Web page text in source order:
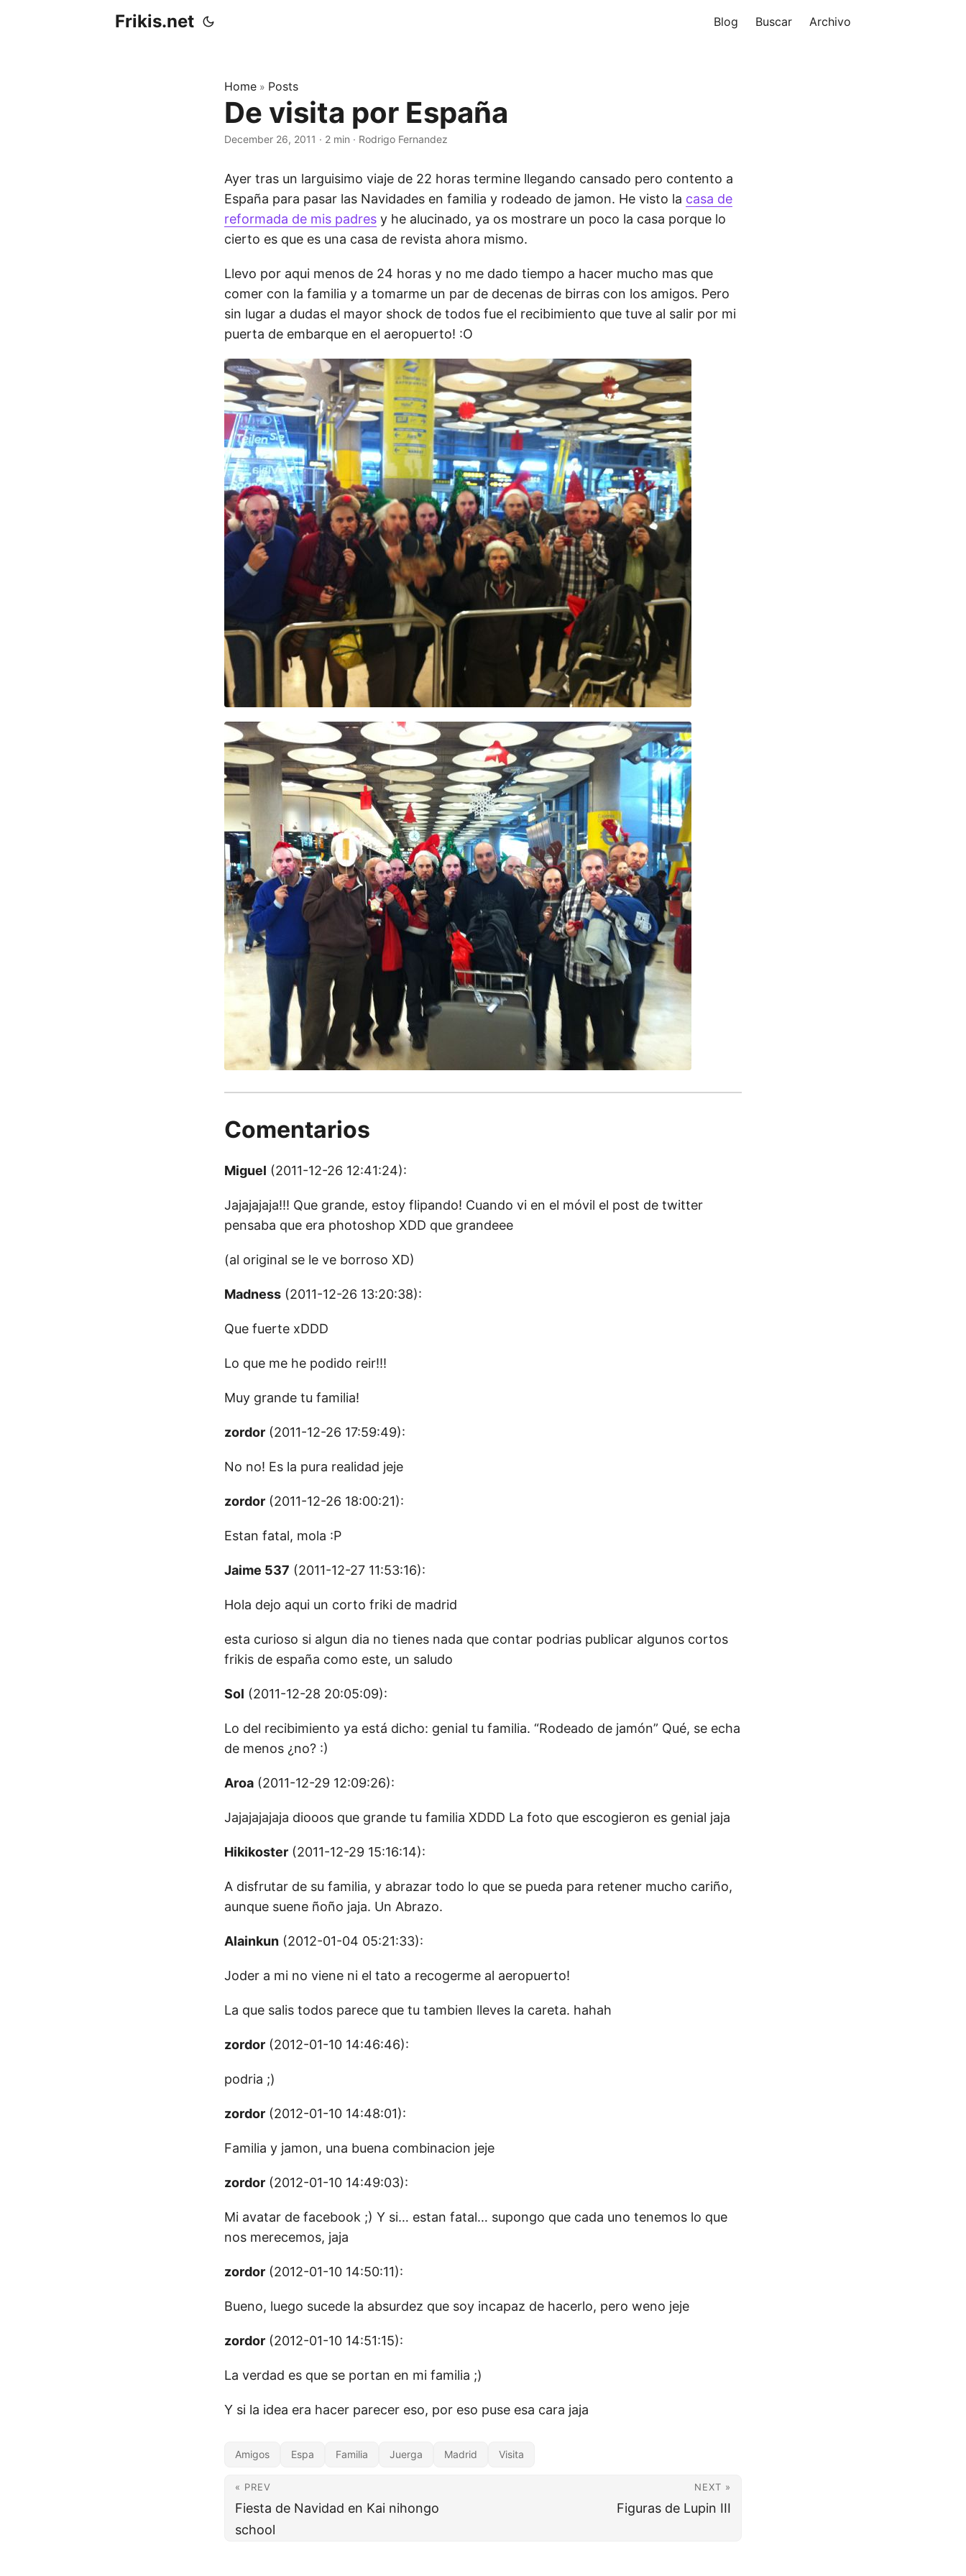
Frikis.net Blog Buscar Archivo
Home » Posts
De visita por España
December 26, 2011 · 2 min · Rodrigo Fernandez
Ayer tras un larguisimo viaje de 22 horas termine llegando cansado pero contento a
España para pasar las Navidades en familia y rodeado de jamon. He visto la casa de
reformada de mis padres y he alucinado, ya os mostrare un poco la casa porque lo
cierto es que es una casa de revista ahora mismo.
Llevo por aqui menos de 24 horas y no me dado tiempo a hacer mucho mas que
comer con la familia y a tomarme un par de decenas de birras con los amigos. Pero
sin lugar a dudas el mayor shock de todos fue el recibimiento que tuve al salir por mi
puerta de embarque en el aeropuerto! :O
Comentarios
Miguel (2011-12-26 12:41:24):
Jajajajaja!!! Que grande, estoy flipando! Cuando vi en el móvil el post de twitter
pensaba que era photoshop XDD que grandeee
(al original se le ve borroso XD)
Madness (2011-12-26 13:20:38):
Que fuerte xDDD
Lo que me he podido reir!!!
Muy grande tu familia!
zordor (2011-12-26 17:59:49):
No no! Es la pura realidad jeje
zordor (2011-12-26 18:00:21):
Estan fatal, mola :P
Jaime 537 (2011-12-27 11:53:16):
Hola dejo aqui un corto friki de madrid
esta curioso si algun dia no tienes nada que contar podrias publicar algunos cortos
frikis de españa como este, un saludo
Sol (2011-12-28 20:05:09):
Lo del recibimiento ya está dicho: genial tu familia. “Rodeado de jamón” Qué, se echa
de menos ¿no? :)
Aroa (2011-12-29 12:09:26):
Jajajajajaja diooos que grande tu familia XDDD La foto que escogieron es genial jaja
Hikikoster (2011-12-29 15:16:14):
A disfrutar de su familia, y abrazar todo lo que se pueda para retener mucho cariño,
aunque suene ñoño jaja. Un Abrazo.
Alainkun (2012-01-04 05:21:33):
Joder a mi no viene ni el tato a recogerme al aeropuerto!
La que salis todos parece que tu tambien lleves la careta. hahah
zordor (2012-01-10 14:46:46):
podria ;)
zordor (2012-01-10 14:48:01):
Familia y jamon, una buena combinacion jeje
zordor (2012-01-10 14:49:03):
Mi avatar de facebook ;) Y si… estan fatal… supongo que cada uno tenemos lo que
nos merecemos, jaja
zordor (2012-01-10 14:50:11):
Bueno, luego sucede la absurdez que soy incapaz de hacerlo, pero weno jeje
zordor (2012-01-10 14:51:15):
La verdad es que se portan en mi familia ;)
Y si la idea era hacer parecer eso, por eso puse esa cara jaja
Amigos Espa Familia Juerga Madrid Visita
« PREV
Fiesta de Navidad en Kai nihongo
school
NEXT »
Figuras de Lupin III